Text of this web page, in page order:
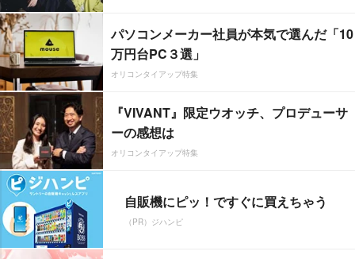
パソコンメーカー社員が本気で選んだ「10
万円台PC３選」
オリコンタイアップ特集
『VIVANT』限定ウオッチ、プロデューサ
ーの感想は
オリコンタイアップ特集
自販機にピッ！ですぐに買えちゃう
（PR）ジハンピ